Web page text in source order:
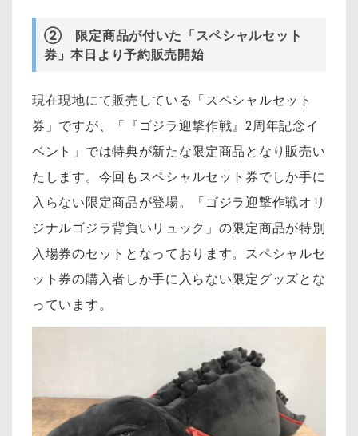
② 限定商品が付いた「スペシャルセット
券」本日より予約販売開始
現在現地にて販売している「スペシャルセット
券」ですが、「『ゴジラ迎撃作戦』2周年記念イ
ベント」では特典が新たな限定商品となり販売い
たします。今回もスペシャルセット券でしか手に
入らない限定商品が登場。「ゴジラ迎撃作戦オリ
ジナルゴジラ背負いリュック」の限定商品が特別
入場券のセットとなっております。スペシャルセ
ット券の購入者しか手に入らない限定グッズとな
っています。